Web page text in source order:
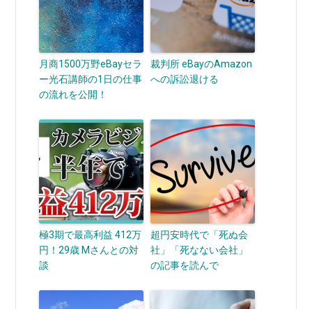
月商1500万野eBayセラ
ー光石講師の1日の仕事
の流れを公開！
裁判所 eBayのAmazon
への訴訟退ける
極3期で最高利益 412万
円！29歳 Mさんとの対
談
超円安時代で「死ぬ会
社」「死なない会社」
の記事を読んで